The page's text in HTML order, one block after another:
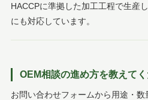
HACCPに準拠した加工工程で生産
にも対応しています。
OEM相談の進め方を教えて
お問い合わせフォームから用途・